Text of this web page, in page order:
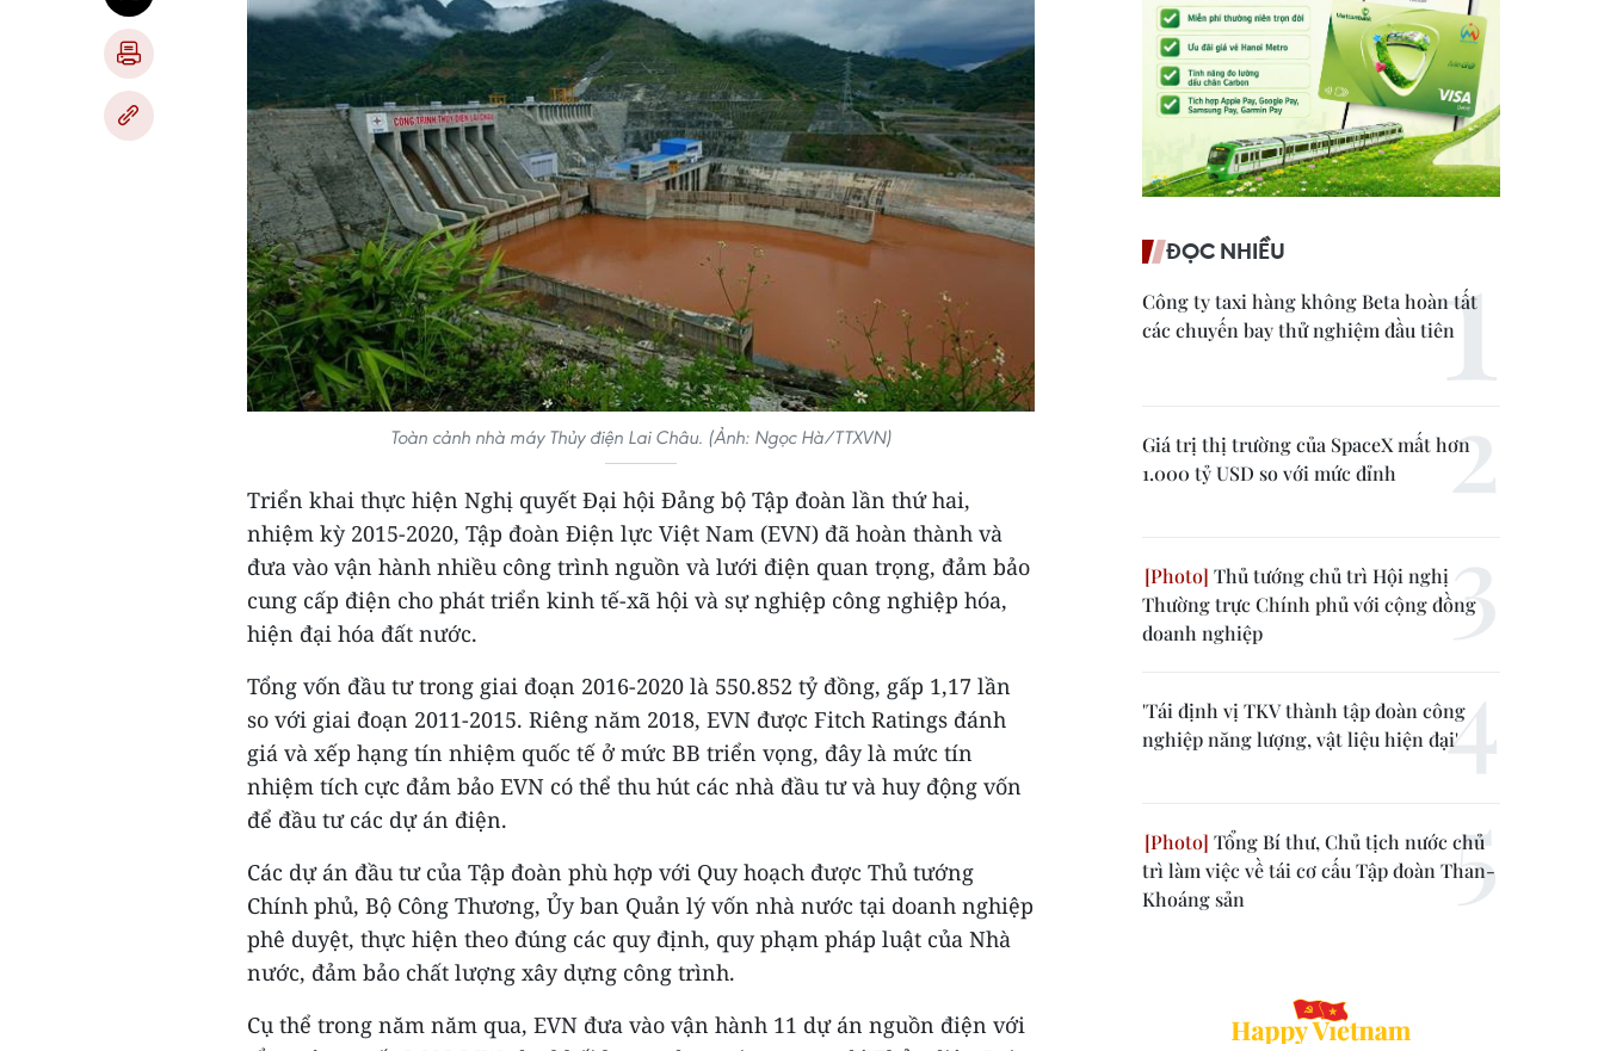
Toàn cảnh nhà máy Thủy điện Lai Châu. (Ảnh: Ngọc Hà/TTXVN)
Triển khai thực hiện Nghị quyết Đại hội Đảng bộ Tập đoàn lần thứ hai,
nhiệm kỳ 2015-2020, Tập đoàn Điện lực Việt Nam (EVN) đã hoàn thành và
đưa vào vận hành nhiều công trình nguồn và lưới điện quan trọng, đảm bảo
cung cấp điện cho phát triển kinh tế-xã hội và sự nghiệp công nghiệp hóa,
hiện đại hóa đất nước.
Tổng vốn đầu tư trong giai đoạn 2016-2020 là 550.852 tỷ đồng, gấp 1,17 lần
so với giai đoạn 2011-2015. Riêng năm 2018, EVN được Fitch Ratings đánh
giá và xếp hạng tín nhiệm quốc tế ở mức BB triển vọng, đây là mức tín
nhiệm tích cực đảm bảo EVN có thể thu hút các nhà đầu tư và huy động vốn
để đầu tư các dự án điện.
Các dự án đầu tư của Tập đoàn phù hợp với Quy hoạch được Thủ tướng
Chính phủ, Bộ Công Thương, Ủy ban Quản lý vốn nhà nước tại doanh nghiệp
phê duyệt, thực hiện theo đúng các quy định, quy phạm pháp luật của Nhà
nước, đảm bảo chất lượng xây dựng công trình.
Cụ thể trong năm năm qua, EVN đưa vào vận hành 11 dự án nguồn điện với
ĐỌC NHIỀU
Công ty taxi hàng không Beta hoàn tất
các chuyến bay thử nghiệm đầu tiên
Giá trị thị trường của SpaceX mất hơn
1.000 tỷ USD so với mức đỉnh
Thủ tướng chủ trì Hội nghị
Thường trực Chính phủ với cộng đồng
doanh nghiệp
'Tái định vị TKV thành tập đoàn công
nghiệp năng lượng, vật liệu hiện đại'
Tổng Bí thư, Chủ tịch nước chủ
trì làm việc về tái cơ cấu Tập đoàn Than-
Khoáng sản